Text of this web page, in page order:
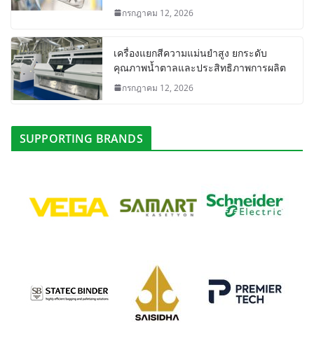
กรกฎาคม 12, 2026
เครื่องแยกสีความแม่นยำสูง ยกระดับ
คุณภาพน้ำตาลและประสิทธิภาพการผลิต
กรกฎาคม 12, 2026
SUPPORTING BRANDS